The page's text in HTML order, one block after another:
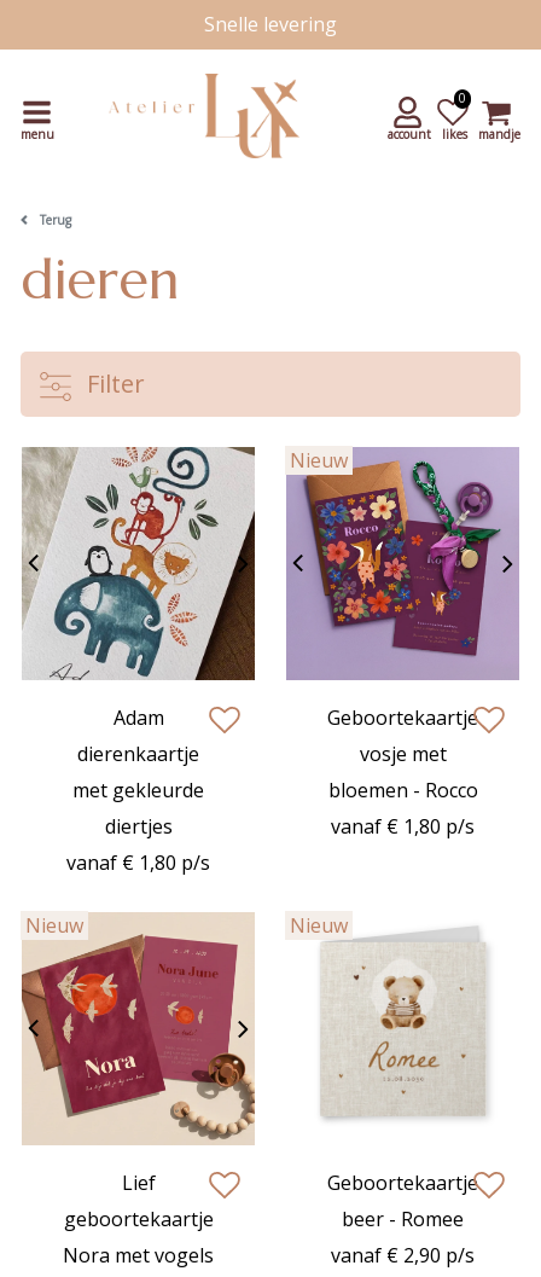
Snelle levering
Unieke handgetekende kaartjes
menu account likes
0
mandje
Terug
dieren
Filter
Adam
dierenkaartje
met gekleurde
diertjes
vanaf € 1,80 p/s
Nieuw
Geboortekaartje
vosje met
bloemen - Rocco
vanaf € 1,80 p/s
Nieuw
Lief
geboortekaartje
Nora met vogels
Nieuw
Geboortekaartje
beer - Romee
vanaf € 2,90 p/s